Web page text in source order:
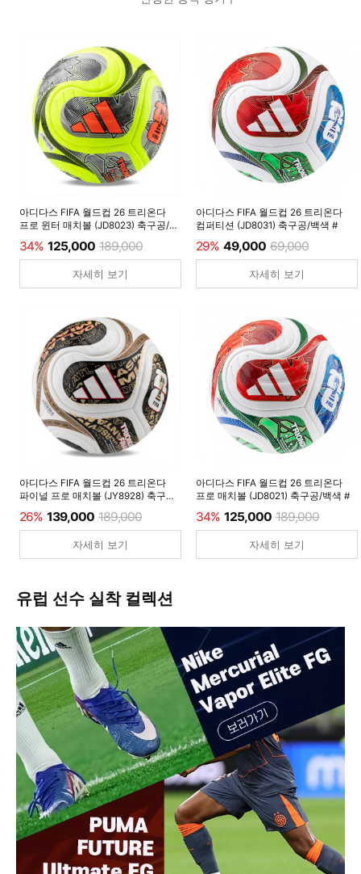
아디다스 FIFA 월드컵 26 트리온다
프로 윈터 매치볼 (JD8023) 축구공/
34% 125,000 189,000
자세히 보기
아디다스 FIFA 월드컵 26 트리온다
컴퍼티션 (JD8031) 축구공/백색 #
29% 49,000 69,000
자세히 보기
아디다스 FIFA 월드컵 26 트리온다
파이널 프로 매치볼 (JY8928) 축구공/
26% 139,000 189,000
자세히 보기
아디다스 FIFA 월드컵 26 트리온다
프로 매치볼 (JD8021) 축구공/백색 #
34% 125,000 189,000
자세히 보기
유럽 선수 실착 컬렉션